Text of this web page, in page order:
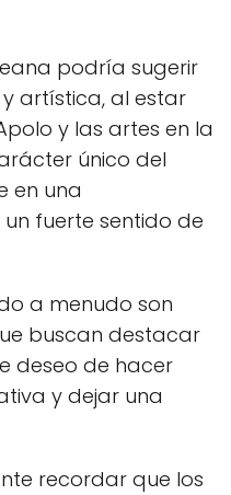
podría sugerir
artística, al estar
y las artes en la
único del
en una
fuerte sentido de
a menudo son
buscan destacar
deseo de hacer
y dejar una
recordar que los